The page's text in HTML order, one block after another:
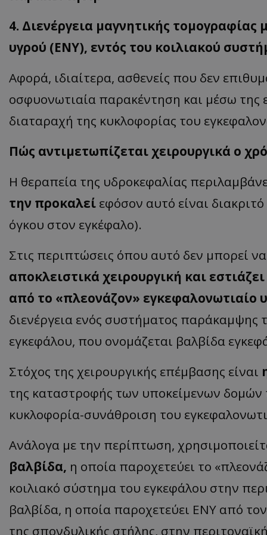
4. Διενέργεια μαγνητικής
υγρού (ΕΝΥ), εντός του κοιλιακού
Αφορά, ιδιαίτερα, ασθενείς που δεν
οσφυονωτιαία παρακέντηση και μέσω της
διαταραχή της κυκλοφορίας του
Πώς αντιμετωπίζεται χειρουργικά ο
Η θεραπεία της υδροκεφαλίας
την προκαλεί εφόσον αυτό είναι
όγκου στον εγκέφαλο).
Στις περιπτώσεις όπου αυτό δεν μπορεί να
αποκλειστικά χειρουργική και
από το «πλεονάζον» εγκεφαλονωτιαίο
διενέργεια ενός συστήματος παράκαμψης
εγκεφάλου, που ονομάζεται βαλβίδα
Στόχος της χειρουργικής επέμβασης είναι
της καταστροφής των υποκείμενων
κυκλοφορία-συνάθροιση του
Ανάλογα με την περίπτωση,
βαλβίδα, η οποία παροχετεύει το
κοιλιακό σύστημα του εγκεφάλου στην
βαλβίδα, η οποία παροχετεύει ΕΝΥ από
της σπονδυλικής στήλης, στην
__cf_bm
__cf_bm
ASP.NET_SessionId
msToken